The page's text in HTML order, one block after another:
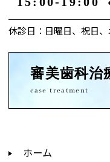
審美歯科治
case treatment
休診日：日曜日、祝日
ホーム